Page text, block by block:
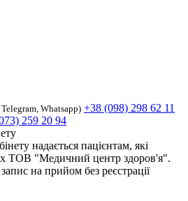
Whatsapp) +38 (098) 298 62 11
259 20 94
надається пацієнтам, які
ТОВ "Медичний центр здоров'я".
на прийом без реєстрації